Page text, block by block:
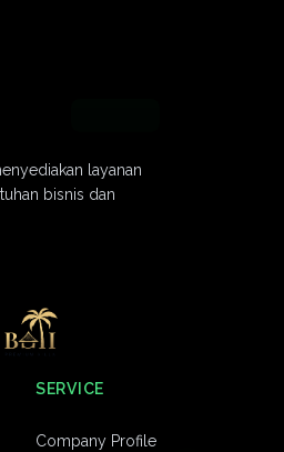
layanan
bisnis dan
SERVICE
Company Profile